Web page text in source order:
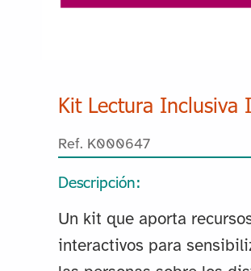
Kit Lectura Inclusiva
Ref. K000647
Descripción:
Un kit que aporta
interactivos para